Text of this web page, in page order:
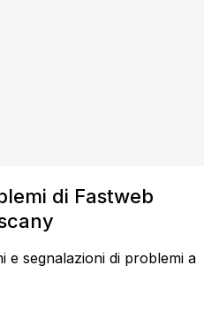
di Fastweb
e segnalazioni di problemi a